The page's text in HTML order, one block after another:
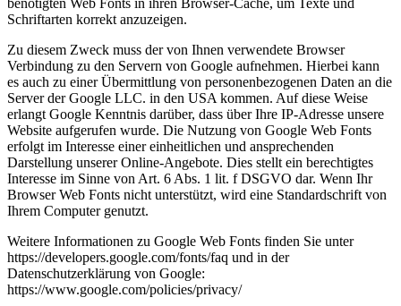
benötigten Web Fonts in ihren Browser-Cache, um Texte und
Schriftarten korrekt anzuzeigen.
Zu diesem Zweck muss der von Ihnen verwendete Browser
Verbindung zu den Servern von Google aufnehmen. Hierbei kann
es auch zu einer Übermittlung von personenbezogenen Daten an die
Server der Google LLC. in den USA kommen. Auf diese Weise
erlangt Google Kenntnis darüber, dass über Ihre IP-Adresse unsere
Website aufgerufen wurde. Die Nutzung von Google Web Fonts
erfolgt im Interesse einer einheitlichen und ansprechenden
Darstellung unserer Online-Angebote. Dies stellt ein berechtigtes
Interesse im Sinne von Art. 6 Abs. 1 lit. f DSGVO dar. Wenn Ihr
Browser Web Fonts nicht unterstützt, wird eine Standardschrift von
Ihrem Computer genutzt.
Weitere Informationen zu Google Web Fonts finden Sie unter
https://developers.google.com/fonts/faq und in der
Datenschutzerklärung von Google:
https://www.google.com/policies/privacy/